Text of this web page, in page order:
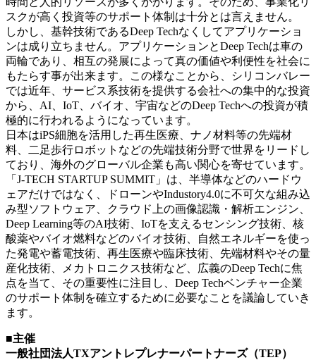
スクが高く投資等のサポート体制は十分とは言えません。
しかし、基幹技術であるDeep Techなくしてアプリケーショ
ンは成り立ちません。アプリケーションとDeep Techは車の
両輪であり、相互の発展によって真の価値や利便性を社会に
もたらす事が出来ます。この様なことから、シリコンバレー
では近年、サービス系技術を提供する会社への集中的な投資
から、AI、IoT、バイオ、宇宙などのDeep Techへの投資が積
極的に行われるようになっています。
日本はiPS細胞を活用した再生医療、ナノ材料等の先端材
料、二足歩行ロボットなどの先端技術分野で世界をリードし
ており、海外のグローバル企業も高い関心を寄せています。
「J-TECH STARTUP SUMMIT」は、半導体などのハードウ
ェアだけではなく、ドローンやIndustory4.0に不可欠な組み込
み型ソフトウェア、クラウド上の画像認識・解析エンジン、
Deep Learning等のAI技術、IoTを支えるセンシング技術、核
酸薬やバイオ燃料などのバイオ技術、自然エネルギーを使っ
た発電や蓄電技術、再生医療や臨床技術、先端材料やその量
産化技術、メカトロニクス技術など、広義のDeep Techに焦
点を当て、その重要性に注目し、Deep Techベンチャー企業
のサポート体制を確立するために必要なことを議論していき
ます。
■主催
一般社団法人TXアントレプレナーパートナーズ（TEP）